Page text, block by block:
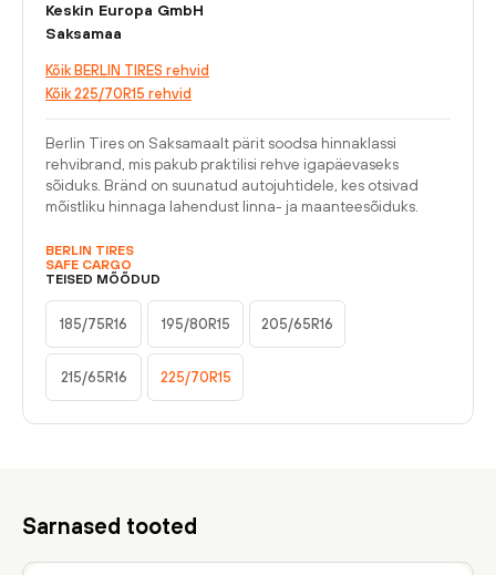
Keskin Europa GmbH
Saksamaa
Kõik BERLIN TIRES rehvid
Kõik 225/70R15 rehvid
Berlin Tires on Saksamaalt pärit soodsa hinnaklassi
rehvibrand, mis pakub praktilisi rehve igapäevaseks
sõiduks. Bränd on suunatud autojuhtidele, kes otsivad
mõistliku hinnaga lahendust linna- ja maanteesõiduks.
BERLIN TIRES
SAFE CARGO
TEISED MÕÕDUD
185/75R16 195/80R15 205/65R16
215/65R16 225/70R15
Sarnased tooted